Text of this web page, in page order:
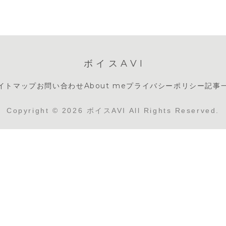
ボイスAVI
トマップお問い合わせAbout meプライバシーポリシー記事
Copyright © 2026 ボイスAVI All Rights Reserved.